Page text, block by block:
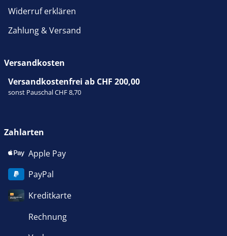
Widerruf erklären
Zahlung & Versand
Versandkosten
Versandkostenfrei ab CHF 200,00
sonst Pauschal CHF 8,70
Zahlarten
Apple Pay
PayPal
Kreditkarte
Rechnung